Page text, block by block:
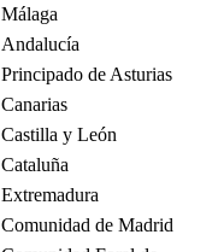
Málaga
Andalucía
Principado de Asturias
Canarias
Castilla y León
Cataluña
Extremadura
Comunidad de Madrid